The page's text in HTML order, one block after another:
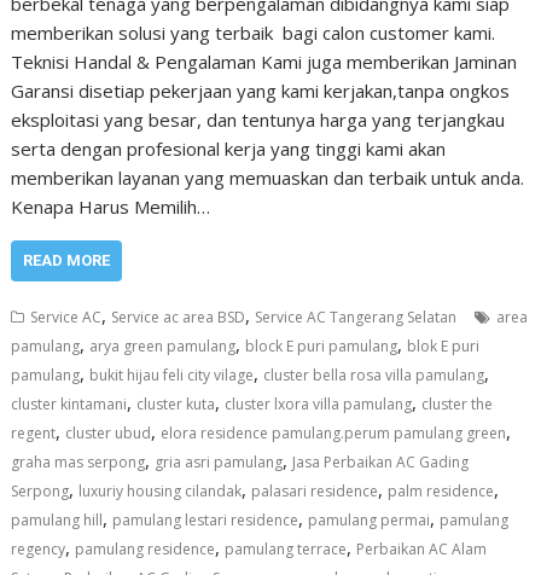
memberikan solusi yang terbaik bagi calon customer kami.
Teknisi Handal & Pengalaman Kami juga memberikan Jaminan
Garansi disetiap pekerjaan yang kami kerjakan,tanpa ongkos
eksploitasi yang besar, dan tentunya harga yang terjangkau
serta dengan profesional kerja yang tinggi kami akan
memberikan layanan yang memuaskan dan terbaik untuk anda.
Kenapa Harus Memilih…
READ MORE
Service AC, Service ac area BSD, Service AC Tangerang Selatan
area
pamulang, arya green pamulang, block E puri pamulang, blok E puri
pamulang, bukit hijau feli city vilage, cluster bella rosa villa pamulang,
cluster kintamani, cluster kuta, cluster lxora villa pamulang, cluster the
regent, cluster ubud, elora residence pamulang.perum pamulang green,
graha mas serpong, gria asri pamulang, Jasa Perbaikan AC Gading
Serpong, luxuriy housing cilandak, palasari residence, palm residence,
pamulang hill, pamulang lestari residence, pamulang permai, pamulang
regency, pamulang residence, pamulang terrace, Perbaikan AC Alam